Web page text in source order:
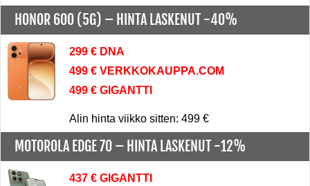
HONOR 600 (5G) – HINTA LASKENUT -40%
299 € DNA
499 € VERKKOKAUPPA.COM
499 € GIGANTTI
Alin hinta viikko sitten: 499 €
MOTOROLA EDGE 70 – HINTA LASKENUT -12%
437 € GIGANTTI